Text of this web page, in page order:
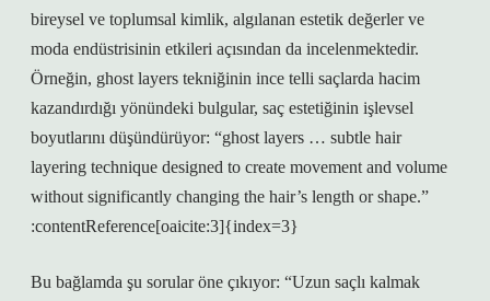
bireysel ve toplumsal kimlik, algılanan estetik değerler ve
moda endüstrisinin etkileri açısından da incelenmektedir.
Örneğin, ghost layers tekniğinin ince telli saçlarda hacim
kazandırdığı yönündeki bulgular, saç estetiğinin işlevsel
boyutlarını düşündürüyor: “ghost layers … subtle hair
layering technique designed to create movement and volume
without significantly changing the hair’s length or shape.”
:contentReference[oaicite:3]{index=3}
Bu bağlamda şu sorular öne çıkıyor: “Uzun saçlı kalmak